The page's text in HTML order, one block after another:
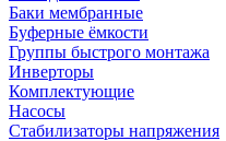
Баки мембранные
Буферные ёмкости
Группы быстрого монтажа
Инверторы
Комплектующие
Насосы
Стабилизаторы напряжения